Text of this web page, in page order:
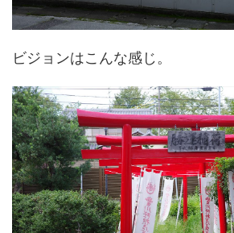
ビジョンはこんな感じ。